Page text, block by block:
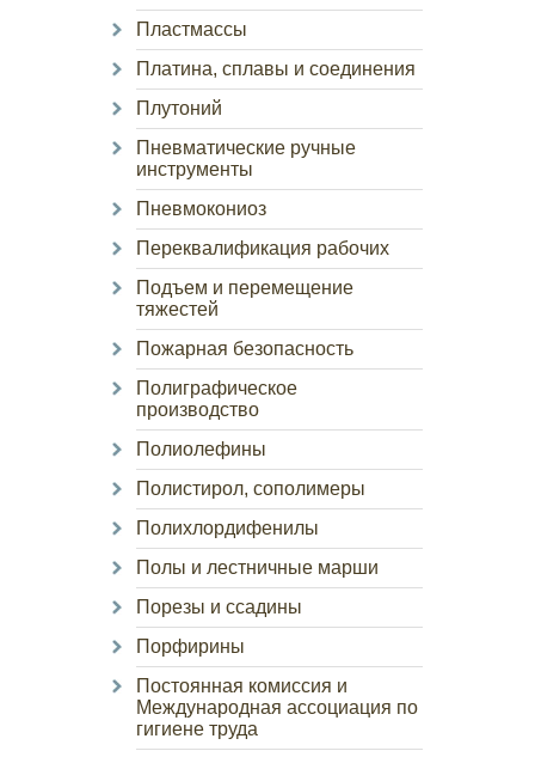
Пластмассы
Платина, сплавы и соединения
Плутоний
Пневматические ручные
инструменты
Пневмокониоз
Переквалификация рабочих
Подъем и перемещение
тяжестей
Пожарная безопасность
Полиграфическое
производство
Полиолефины
Полистирол, сополимеры
Полихлордифенилы
Полы и лестничные марши
Порезы и ссадины
Порфирины
Постоянная комиссия и
Международная ассоциация по
гигиене труда